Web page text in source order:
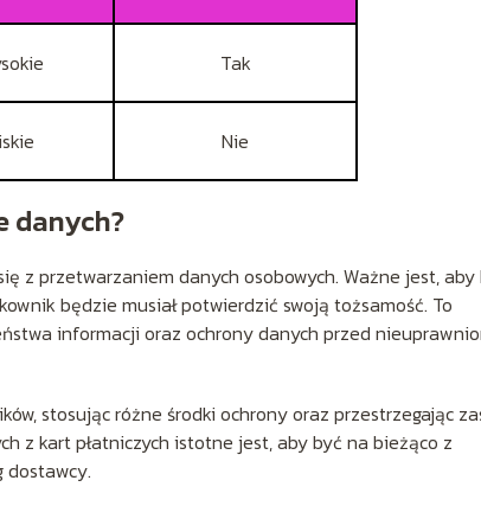
Tak
Nie
danych?
z przetwarzaniem danych osobowych. Ważne jest, aby
będzie musiał potwierdzić swoją tożsamość. To
informacji oraz ochrony danych przed
stosując różne środki ochrony oraz przestrzegając
z kart płatniczych istotne jest, aby być na bieżąco z
dostawcy.